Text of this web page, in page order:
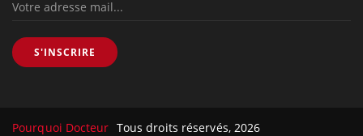
S'INSCRIRE
Pourquoi Docteur Tous droits réservés, 2026